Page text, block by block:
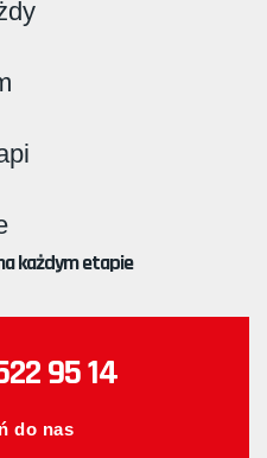
każdym etapie
95 14
do nas